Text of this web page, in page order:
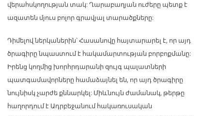
վերահսկողության տակ: Ղարաբաղյան ուժերը պետք է
ազատեն մյուս բոլոր գրավյալ տարածքները:
Դիմելով ներկաներին՝ Հասանովը հայտարարել է, որ այդ
ծրագիրը նպաստում է հակամարտության բորբոքմանը:
Իրենց կողմից խորհրդարանի զույգ պալատների
պատգամավորները համաձայնել են, որ այդ ծրագիրը
նույնիսկ չարժե քննարկել: Միևնույն ժամանակ, թերթը
հաղորդում է Ադրբեջանում հակառուսական